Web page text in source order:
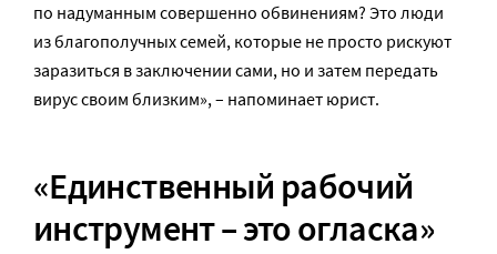
по надуманным совершенно обвинениям? Это люди
из благополучных семей, которые не просто рискуют
заразиться в заключении сами, но и затем передать
вирус своим близким», – напоминает юрист.
«Единственный рабочий
инструмент – это огласка»